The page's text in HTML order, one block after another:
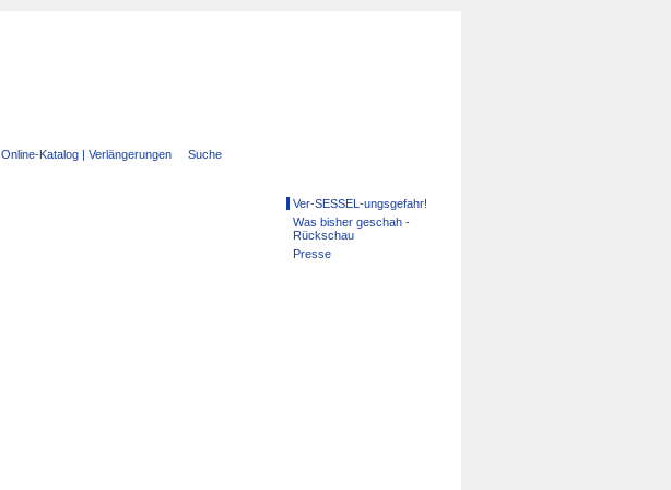
Online-Katalog | Verlängerungen Suche
Navigation
überspringen
Ver-SESSEL-ungsgefahr!
Was bisher geschah -
Rückschau
Presse